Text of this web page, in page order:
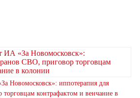
Новомосковск»: иппотерапия для
контрафактом и венчание в